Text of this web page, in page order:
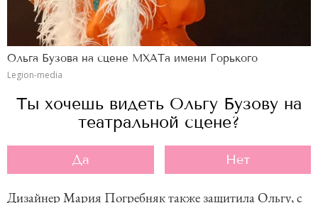
Ольга Бузова на сцене МХАТа имени Горького
Legion-media
Ты хочешь видеть Ольгу Бузову на
театральной сцене?
Да Нет
Дизайнер Мария Погребняк также защитила Ольгу, с